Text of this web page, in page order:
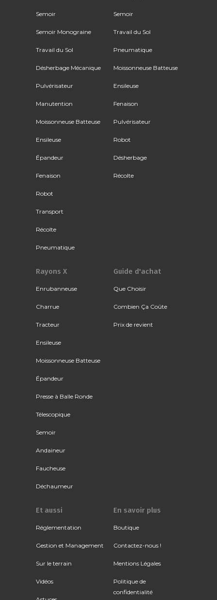
Semoir
Semoir Monograine
Travail du Sol
Désherbage Mécanique
Pulvérisateur
Manutention
Moissonneuse Batteuse
Ensileuse
Épandeur
Fenaison
Robot
Transport
Récolte
Pneumatique
Semoir
Travail du Sol
Pneumatique
Moissonneuse Batteuse
Ensileuse
Fenaison
Pulvérisateur
Robot
Désherbage
Récolte
Rayons X
Enrubanneuse
Charrue
Tracteur
Ensileuse
Moissonneuse Batteuse
Épandeur
Presse à Balle Ronde
Télescopique
Semoir
Andaineur
Faucheuse
Déchaumeur
Guide d'achat
Que Choisir
Combien Ça Coûte
Prix de revient
Et aussi
Réglementation
Gestion et Management
Sur le terrain
Vidéos
En savoir plus
Boutique
Contactez-nous !
Mentions Légales
Politique de
confidentialité